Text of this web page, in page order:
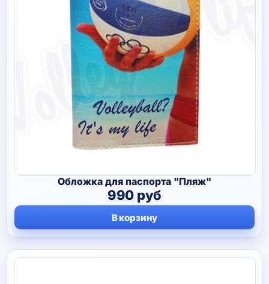
Обложка для паспорта "Пляж"
990 руб
В корзину